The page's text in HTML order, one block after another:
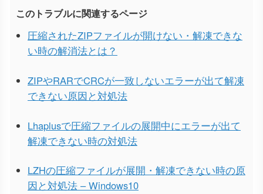
このトラブルに関連するページ
圧縮されたZIPファイルが開けない・解凍できな
い時の解消法とは？
ZIPやRARでCRCが一致しないエラーが出て解凍
できない原因と対処法
Lhaplusで圧縮ファイルの展開中にエラーが出て
解凍できない時の対処法
LZHの圧縮ファイルが展開・解凍できない時の原
因と対処法 – Windows10